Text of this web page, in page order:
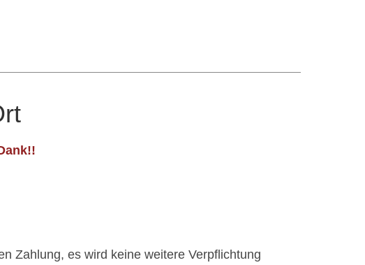
Zahlung, es wird keine weitere Verpflichtung